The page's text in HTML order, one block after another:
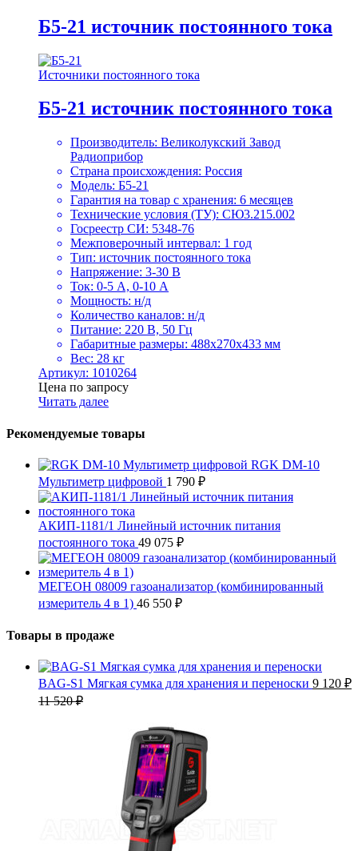
Б5-21 источник постоянного тока
Источники постоянного тока
Б5-21 источник постоянного тока
Производитель: Великолукский Завод
Радиоприбор
Страна происхождения: Россия
Модель: Б5-21
Гарантия на товар с хранения: 6 месяцев
Технические условия (ТУ): СЮ3.215.002
Госреестр СИ: 5348-76
Межповерочный интервал: 1 год
Тип: источник постоянного тока
Напряжение: 3-30 В
Ток: 0-5 А, 0-10 А
Мощность: н/д
Количество каналов: н/д
Питание: 220 В, 50 Гц
Габаритные размеры: 488х270х433 мм
Вес: 28 кг
Артикул: 1010264
Цена по запросу
Читать далее
Рекомендуемые товары
RGK DM-10
Мультиметр цифровой 1 790 ₽
АКИП-1181/1 Линейный источник питания
постоянного тока 49 075 ₽
МЕГЕОН 08009 газоанализатор (комбинированный
измеритель 4 в 1) 46 550 ₽
Товары в продаже
BAG-S1 Мягкая сумка для хранения и переноски 9 120 ₽
11 520₽